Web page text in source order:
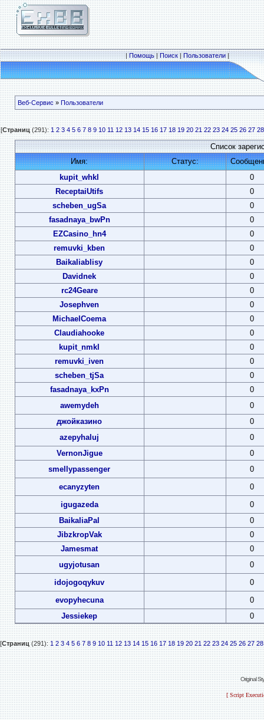
|Помощь|Поиск|Пользователи|
Веб-Сервис » Пользователи
[Страниц(291):1 2 3 4 5 6 7 8 9 10 11 12 13 14 15 16 17 18 19 20 21 22 23 24 25 26 27 28
Список
Имя:
Статус:
kupit_whkl
0
ReceptaiUtifs
0
scheben_ugSa
0
fasadnaya_bwPn
0
EZCasino_hn4
0
remuvki_kben
0
Baikaliablisy
0
Davidnek
0
rc24Geare
0
Josephven
0
MichaelCoema
0
Claudiahooke
0
kupit_nmkl
0
remuvki_iven
0
scheben_tjSa
0
fasadnaya_kxPn
0
awemydeh
0
джойказино
0
azepyhaluj
0
VernonJigue
0
smellypassenger
0
ecanyzyten
0
igugazeda
0
BaikaliaPal
0
JibzkropVak
0
Jamesmat
0
ugyjotusan
0
idojogoqykuv
0
evopyhecuna
0
Jessiekep
0
[Страниц(291):1 2 3 4 5 6 7 8 9 10 11 12 13 14 15 16 17 18 19 20 21 22 23 24 25 26 27 28
Original
[ Script